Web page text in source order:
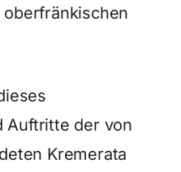
Auftritte der von
Kremerata